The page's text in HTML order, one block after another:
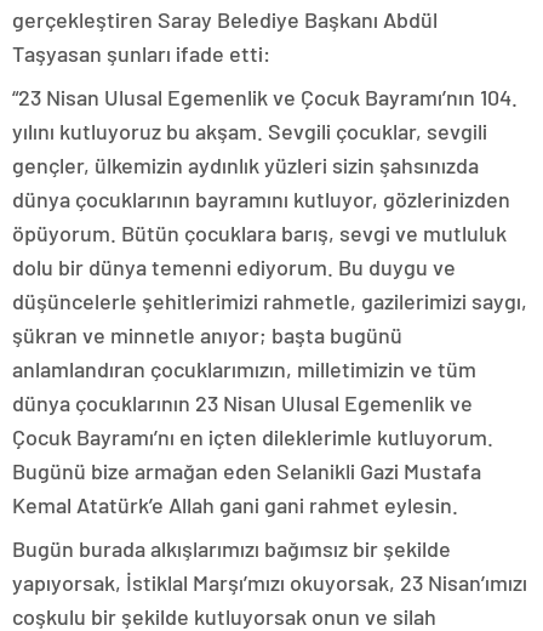
gerçekleştiren Saray Belediye Başkanı Abdül
Taşyasan şunları ifade etti:
“23 Nisan Ulusal Egemenlik ve Çocuk Bayramı’nın 104.
yılını kutluyoruz bu akşam. Sevgili çocuklar, sevgili
gençler, ülkemizin aydınlık yüzleri sizin şahsınızda
dünya çocuklarının bayramını kutluyor, gözlerinizden
öpüyorum. Bütün çocuklara barış, sevgi ve mutluluk
dolu bir dünya temenni ediyorum. Bu duygu ve
düşüncelerle şehitlerimizi rahmetle, gazilerimizi saygı,
şükran ve minnetle anıyor; başta bugünü
anlamlandıran çocuklarımızın, milletimizin ve tüm
dünya çocuklarının 23 Nisan Ulusal Egemenlik ve
Çocuk Bayramı’nı en içten dileklerimle kutluyorum.
Bugünü bize armağan eden Selanikli Gazi Mustafa
Kemal Atatürk’e Allah gani gani rahmet eylesin.
Bugün burada alkışlarımızı bağımsız bir şekilde
yapıyorsak, İstiklal Marşı’mızı okuyorsak, 23 Nisan’ımızı
coşkulu bir şekilde kutluyorsak onun ve silah